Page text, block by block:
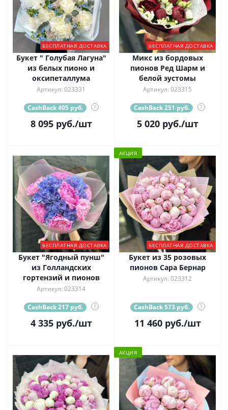
БЕСПЛАТНАЯ ДОСТАВКА
Букет " Голубая Лагуна"
из белых пионо и
оксипеталлума
Артикул: 023331
CashBack 405 руб. ?
8 095руб./шт
БЕСПЛАТНАЯ ДОСТАВКА
Микс из бордовых
пионов Ред Шарм и
белой эустомы
Артикул: 023315
CashBack 251 руб. ?
5 020руб./шт
БЕСПЛАТНАЯ ДОСТАВКА
Букет "Ягодный пунш"
из Голландских
гортензий и пионов
Артикул: 023314
CashBack 217 руб. ?
4 335руб./шт
АКЦИЯ
БЕСПЛАТНАЯ ДОСТАВКА
Букет из 35 розовых
пионов Сара Бернар
Артикул: 023312
CashBack 573 руб. ?
11 460руб./шт
АКЦИЯ